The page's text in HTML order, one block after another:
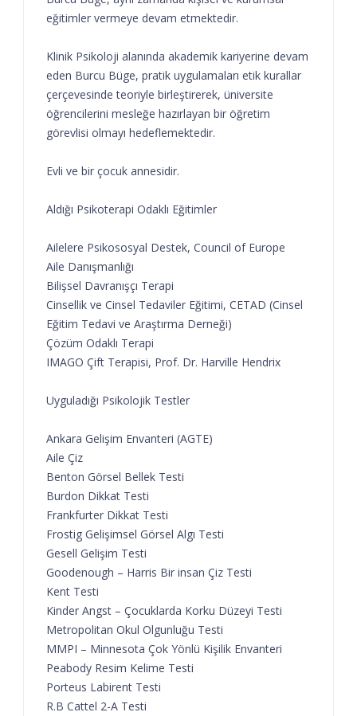
eğitimler vermeye devam etmektedir.
Klinik Psikoloji alanında akademik kariyerine devam
eden Burcu Büge, pratik uygulamaları etik kurallar
çerçevesinde teoriyle birleştirerek, üniversite
öğrencilerini mesleğe hazırlayan bir öğretim
görevlisi olmayı hedeflemektedir.
Evli ve bir çocuk annesidir.
Aldığı Psikoterapi Odaklı Eğitimler
Ailelere Psikososyal Destek, Council of Europe
Aile Danışmanlığı
Bilişsel Davranışçı Terapi
Cinsellik ve Cinsel Tedaviler Eğitimi, CETAD (Cinsel
Eğitim Tedavi ve Araştırma Derneği)
Çözüm Odaklı Terapi
IMAGO Çift Terapisi, Prof. Dr. Harville Hendrix
Uyguladığı Psikolojik Testler
Ankara Gelişim Envanteri (AGTE)
Aile Çiz
Benton Görsel Bellek Testi
Burdon Dikkat Testi
Frankfurter Dikkat Testi
Frostig Gelişimsel Görsel Algı Testi
Gesell Gelişim Testi
Goodenough – Harris Bir insan Çiz Testi
Kent Testi
Kinder Angst – Çocuklarda Korku Düzeyi Testi
Metropolitan Okul Olgunluğu Testi
MMPI – Minnesota Çok Yönlü Kişilik Envanteri
Peabody Resim Kelime Testi
Porteus Labirent Testi
R.B Cattel 2-A Testi